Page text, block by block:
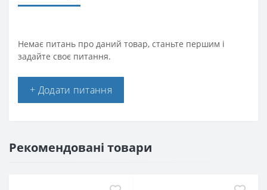
Немає питань про даний товар, станьте першим і
задайте своє питання.
+ Додати питання
Рекомендовані товари